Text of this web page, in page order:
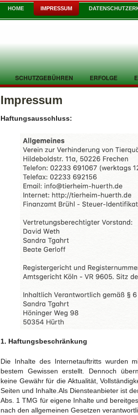
HOME IMPRESSUM
SCHUTZGEBÜHREN ERFOLGE
Impressum
Haftungsausschluss:
1. Haftungsbeschränkung
Die Inhalte des Internetauftritts wurden
bestem Gewissen erstellt. Dennoch
keine Gewähr für die Aktualität,
Seiten und Inhalte.Als Diensteanbieter ist
Abs. 1 TMG für eigene Inhalte und
nach den allgemeinen Gesetzen